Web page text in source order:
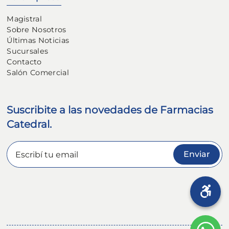
Magistral
Sobre Nosotros
Últimas Noticias
Sucursales
Contacto
Salón Comercial
Suscribite a las novedades de Farmacias
Catedral.
Enviar